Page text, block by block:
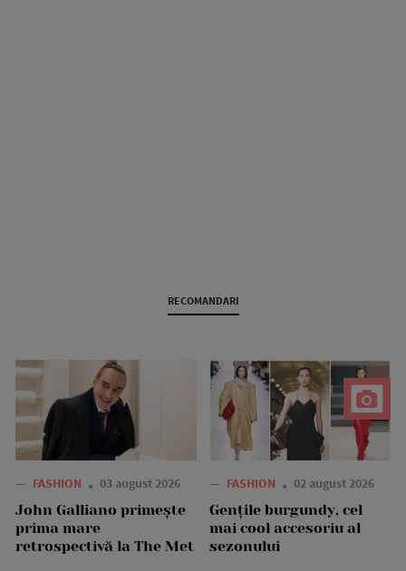
RECOMANDARI
— FASHION 03 august 2026
John Galliano primește
prima mare
retrospectivă la The Met
— FASHION 02 august 2026
Gențile burgundy, cel
mai cool accesoriu al
sezonului